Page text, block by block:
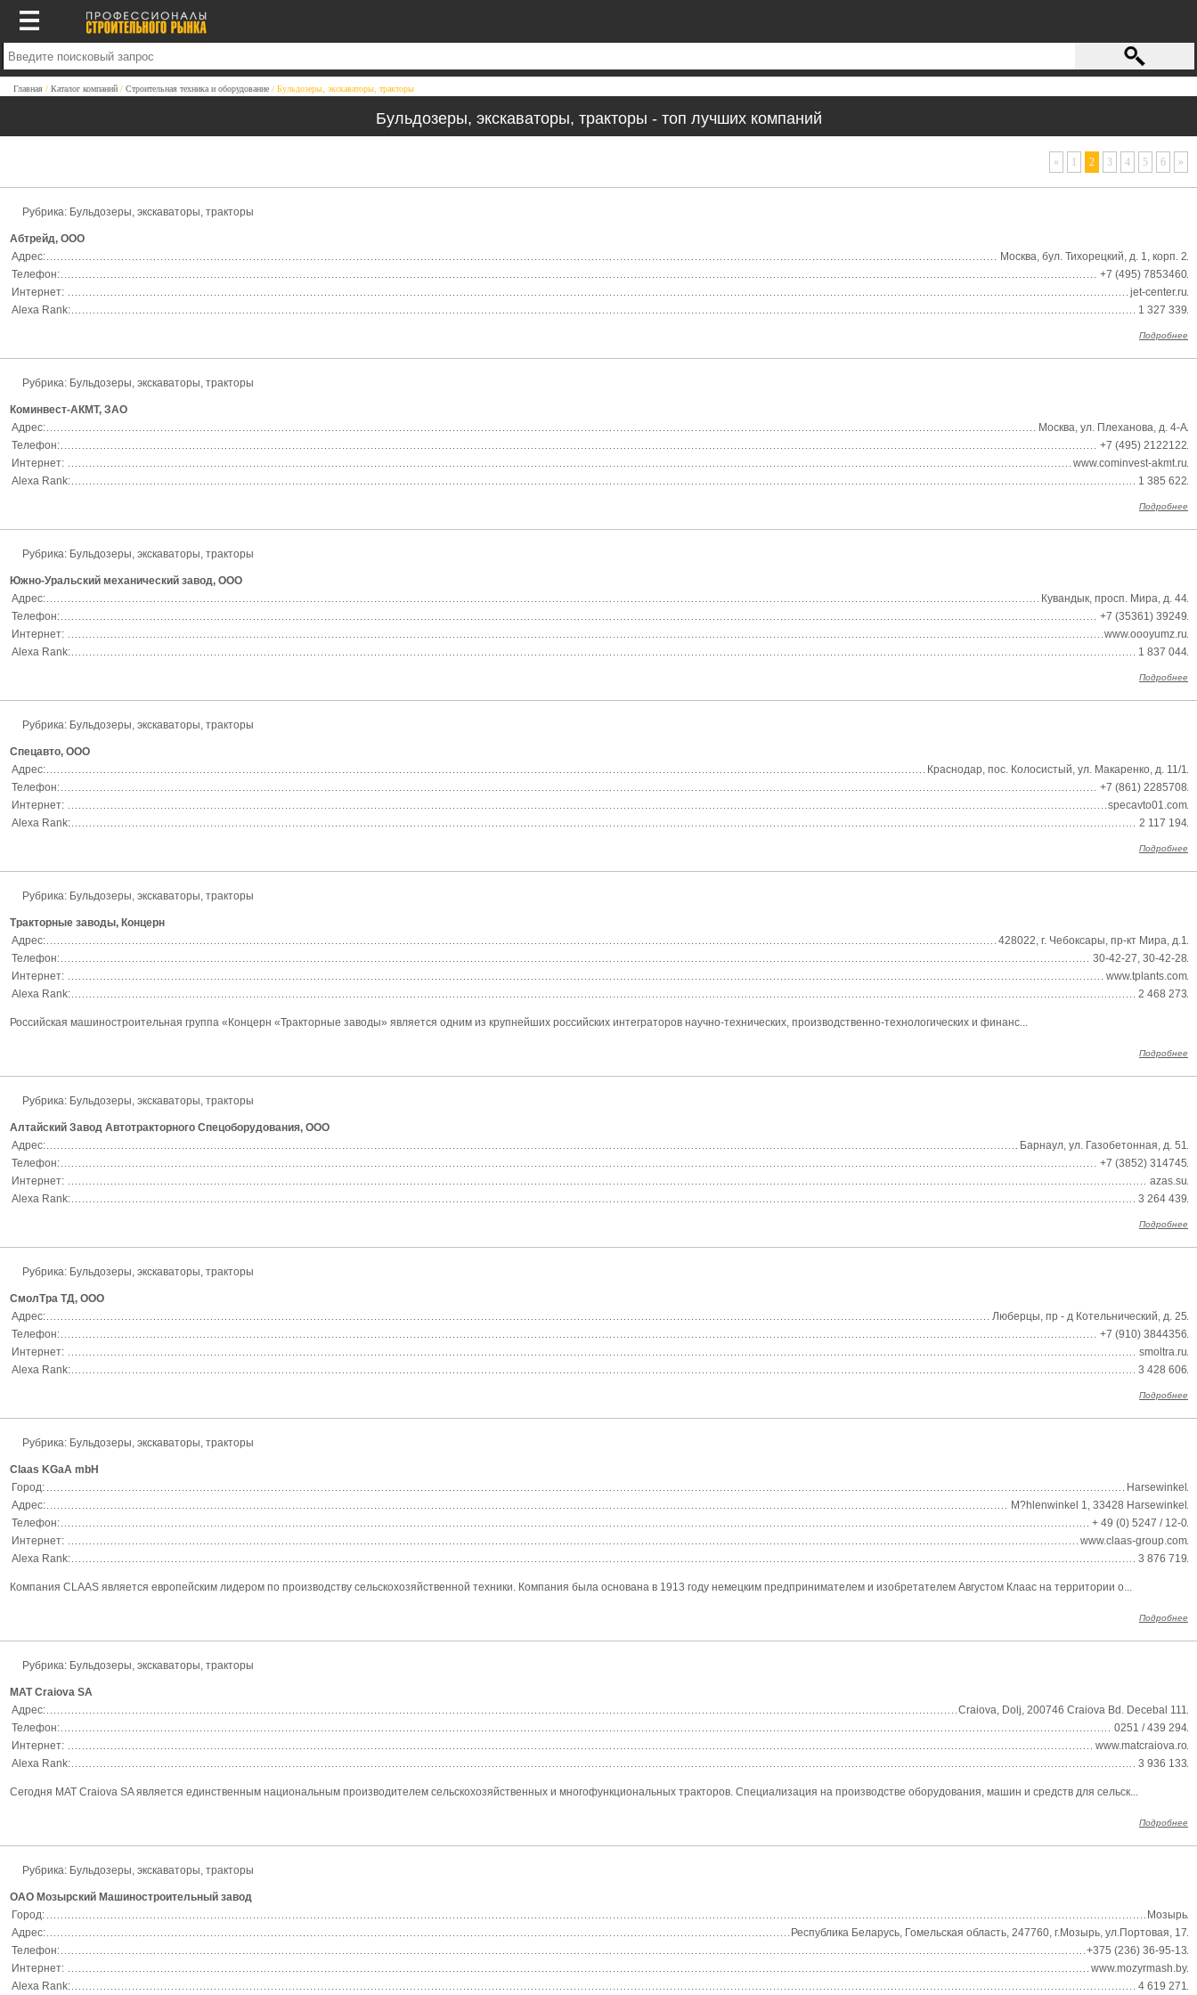
Главная Каталог компаний Строительная техника и оборудование Бульдозеры, экскаваторы, тракторы
Бульдозеры, экскаваторы, тракторы - топ лучших компаний
« 1 2 3 4 5 6 »
Рубрика: Бульдозеры, экскаваторы, тракторы
Абтрейд, ООО
Адрес:
Москва, бул. Тихорецкий, д. 1, корп. 2
Телефон:
+7 (495) 7853460
Интернет:
jet-center.ru
Alexa Rank:
1 327 339
Подробнее
Рубрика: Бульдозеры, экскаваторы, тракторы
Коминвест-АКМТ, ЗАО
Адрес:
Москва, ул. Плеханова, д. 4-А
Телефон:
+7 (495) 2122122
Интернет:
www.cominvest-akmt.ru
Alexa Rank:
1 385 622
Подробнее
Рубрика: Бульдозеры, экскаваторы, тракторы
Южно-Уральский механический завод, ООО
Адрес:
Кувандык, просп. Мира, д. 44
Телефон:
+7 (35361) 39249
Интернет:
www.oooyumz.ru
Alexa Rank:
1 837 044
Подробнее
Рубрика: Бульдозеры, экскаваторы, тракторы
Спецавто, ООО
Адрес:
Краснодар, пос. Колосистый, ул. Макаренко, д. 11/1
Телефон:
+7 (861) 2285708
Интернет:
specavto01.com
Alexa Rank:
2 117 194
Подробнее
Рубрика: Бульдозеры, экскаваторы, тракторы
Тракторные заводы, Концерн
Адрес:
428022, г. Чебоксары, пр-кт Мира, д.1
Телефон:
30-42-27, 30-42-28
Интернет:
www.tplants.com
Alexa Rank:
2 468 273
Российская машиностроительная группа «Концерн «Тракторные заводы» является одним из крупнейших российских интеграторов научно-технических, производственно-технологических и финанс...
Подробнее
Рубрика: Бульдозеры, экскаваторы, тракторы
Алтайский Завод Автотракторного Спецоборудования, ООО
Адрес:
Барнаул, ул. Газобетонная, д. 51
Телефон:
+7 (3852) 314745
Интернет:
azas.su
Alexa Rank:
3 264 439
Подробнее
Рубрика: Бульдозеры, экскаваторы, тракторы
СмолТра ТД, ООО
Адрес:
Люберцы, пр - д Котельнический, д. 25
Телефон:
+7 (910) 3844356
Интернет:
smoltra.ru
Alexa Rank:
3 428 606
Подробнее
Рубрика: Бульдозеры, экскаваторы, тракторы
Claas KGaA mbH
Город:
Harsewinkel
Адрес:
M?hlenwinkel 1, 33428 Harsewinkel
Телефон:
+ 49 (0) 5247 / 12-0
Интернет:
www.claas-group.com
Alexa Rank:
3 876 719
Компания CLAAS является европейским лидером по производству сельскохозяйственной техники. Компания была основана в 1913 году немецким предпринимателем и изобретателем Августом Клаас на территории о...
Подробнее
Рубрика: Бульдозеры, экскаваторы, тракторы
MAT Craiova SA
Адрес:
Craiova, Dolj, 200746 Craiova Bd. Decebal 111
Телефон:
0251 / 439 294
Интернет:
www.matcraiova.ro
Alexa Rank:
3 936 133
Сегодня MAT Craiova SA является единственным национальным производителем сельскохозяйственных и многофункциональных тракторов. Специализация на производстве оборудования, машин и средств для сельск...
Подробнее
Рубрика: Бульдозеры, экскаваторы, тракторы
ОАО Мозырский Машиностроительный завод
Город:
Мозырь
Адрес:
Республика Беларусь, Гомельская область, 247760, г.Мозырь, ул.Портовая, 17
Телефон:
+375 (236) 36-95-13
Интернет:
www.mozyrmash.by
Alexa Rank:
4 619 271